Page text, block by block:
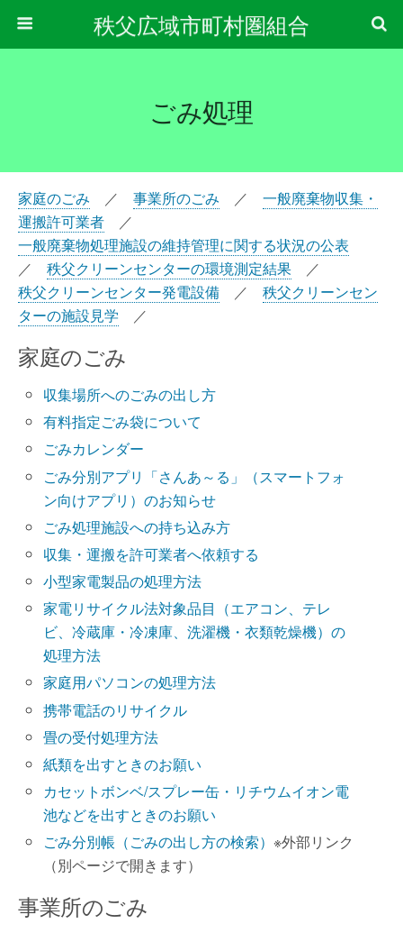
秩父広域市町村圏組合
ごみ処理
家庭のごみ ／ 事業所のごみ ／ 一般廃棄物収集・
運搬許可業者 ／
一般廃棄物処理施設の維持管理に関する状況の公表
／ 秩父クリーンセンターの環境測定結果 ／
秩父クリーンセンター発電設備 ／ 秩父クリーンセン
ターの施設見学 ／
家庭のごみ
収集場所へのごみの出し方
有料指定ごみ袋について
ごみカレンダー
ごみ分別アプリ「さんあ～る」（スマートフォ
ン向けアプリ）のお知らせ
ごみ処理施設への持ち込み方
収集・運搬を許可業者へ依頼する
小型家電製品の処理方法
家電リサイクル法対象品目（エアコン、テレ
ビ、冷蔵庫・冷凍庫、洗濯機・衣類乾燥機）の
処理方法
家庭用パソコンの処理方法
携帯電話のリサイクル
畳の受付処理方法
紙類を出すときのお願い
カセットボンベ/スプレー缶・リチウムイオン電
池などを出すときのお願い
ごみ分別帳（ごみの出し方の検索）※外部リンク
（別ページで開きます）
事業所のごみ